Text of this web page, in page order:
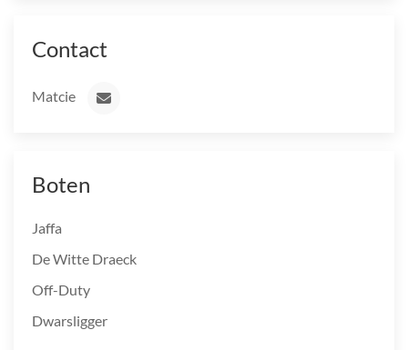
Contact
Matcie
Boten
Jaffa
De Witte Draeck
Off-Duty
Dwarsligger